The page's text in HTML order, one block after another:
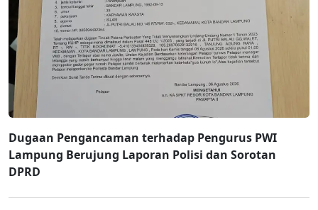
Dugaan Pengancaman terhadap Pengurus PWI
Lampung Berujung Laporan Polisi dan Sorotan
DPRD